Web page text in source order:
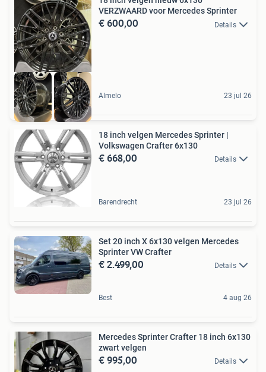
VERZWAARD voor Mercedes Sprinter
€ 600,00 Details
Almelo 23 jul 26
18 inch velgen Mercedes Sprinter |
Volkswagen Crafter 6x130
€ 668,00 Details
Barendrecht 23 jul 26
Set 20 inch X 6x130 velgen Mercedes
Sprinter VW Crafter
€ 2.499,00 Details
Best 4 aug 26
Mercedes Sprinter Crafter 18 inch 6x130
zwart velgen
€ 995,00 Details